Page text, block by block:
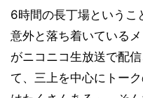
6時間の長丁場というこ
意外と落ち着いている
がニコニコ生放送で配
て、三上を中心にトー